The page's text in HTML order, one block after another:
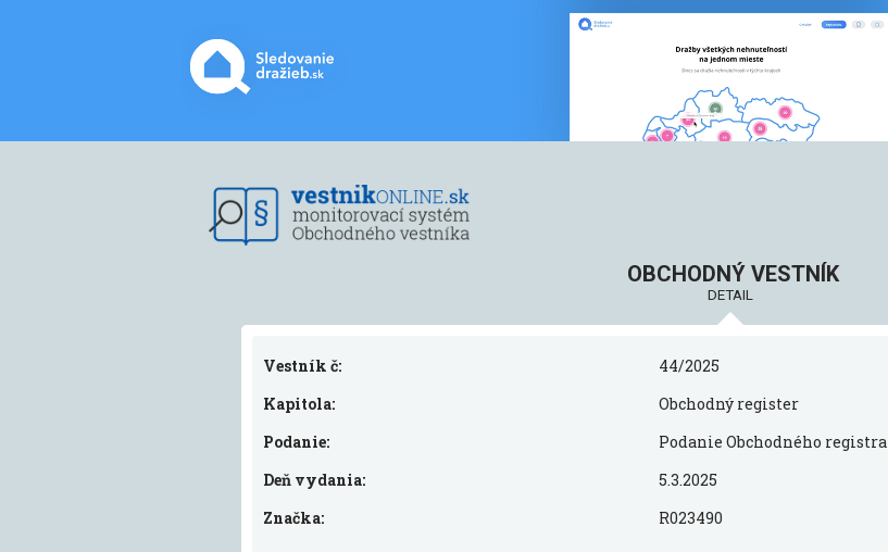
OBCHODNÝ VESTNÍK
DETAIL
Vestník č:
44/2025
Kapitola:
Obchodný register
Podanie:
Podanie Obchodného registra
Deň vydania:
5.3.2025
Značka:
R023490